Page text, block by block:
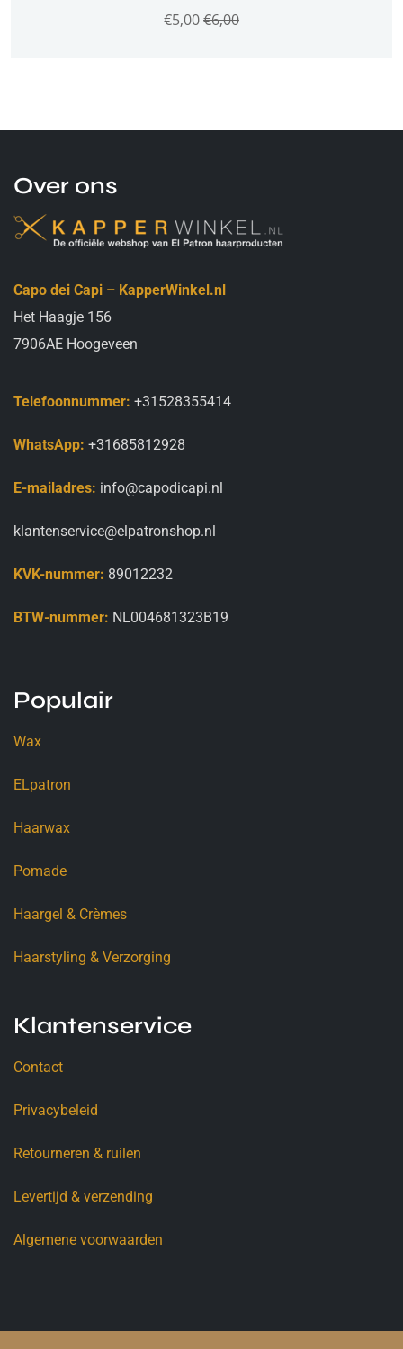
€5,00€6,00
Over ons
Capo dei Capi – KapperWinkel.nl
Het Haagje 156
7906AE Hoogeveen
Telefoonnummer: +31528355414
WhatsApp: +31685812928
E-mailadres: info@capodicapi.nl
klantenservice@elpatronshop.nl
KVK-nummer: 89012232
BTW-nummer: NL004681323B19
Populair
Wax
ELpatron
Haarwax
Pomade
Haargel & Crèmes
Haarstyling & Verzorging
Klantenservice
Contact
Privacybeleid
Retourneren & ruilen
Levertijd & verzending
Algemene voorwaarden